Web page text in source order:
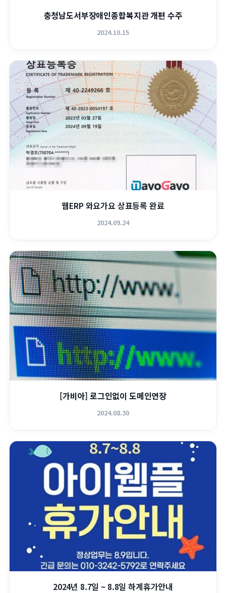
충청남도서부장애인종합복지관 개편 수주
2024.10.15
웹ERP 와요가요 상표등록 완료
2024.09.24
[가비아] 로그인없이 도메인연장
2024.08.30
2024년 8.7일 ~ 8.8일 하계휴가안내